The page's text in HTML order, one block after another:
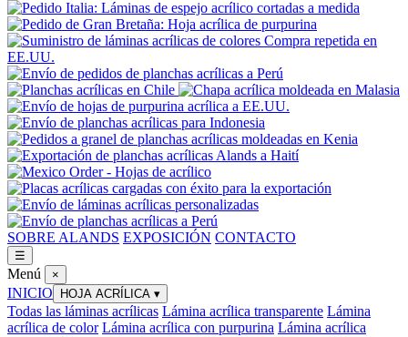
SOBRE ALANDS EXPOSICIÓN CONTACTO
☰
Menú ×
INICIO HOJA ACRÍLICA ▾
Todas las láminas acrílicas Lámina acrílica transparente Lámina
acrílica de color Lámina acrílica con purpurina Lámina acrílica